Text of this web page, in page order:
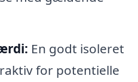
En godt isoleret
for potentielle